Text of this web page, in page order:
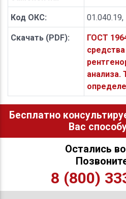
Код ОКС: 01.040.19,
Скачать (PDF):
ГОСТ
средства
анализа.
Бесплатно
Вас
Остались
8 (800)